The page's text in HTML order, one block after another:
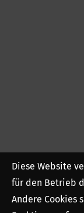
Diese Website
für den Betrieb
Andere Cookies